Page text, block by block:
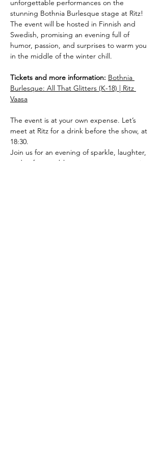
unforgettable performances on the
stunning Bothnia Burlesque stage at Ritz!
The event will be hosted in Finnish and
Swedish, promising an evening full of
humor, passion, and surprises to warm you
in the middle of the winter chill.
Tickets and more information: Bothnia
Burlesque: All That Glitters (K-18) | Ritz
Vaasa
The event is at your own expense. Let’s
meet at Ritz for a drink before the show, at
18:30.
Join us for an evening of sparkle, laughter,
and unforgettable moments – everyone is